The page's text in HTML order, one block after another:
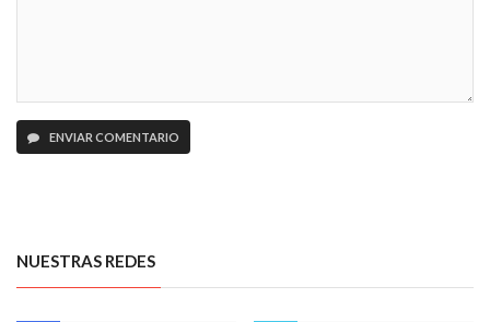
ENVIAR COMENTARIO
NUESTRAS REDES